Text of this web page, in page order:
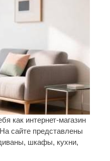
как интернет-магазин
сайте представлены
шкафы, кухни,